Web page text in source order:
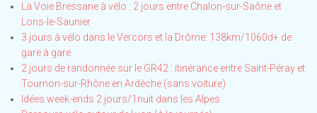
La Voie Bressane à vélo : 2 jours entre Chalon-sur-Saône et
Lons-le-Saunier
3 jours à vélo dans le Vercors et la Drôme: 138km/1060d+ de
gare à gare
2 jours de randonnée sur le GR42 : itinérance entre Saint-Péray et
Tournon-sur-Rhône en Ardèche (sans voiture)
Idées week-ends 2 jours/1nuit dans les Alpes